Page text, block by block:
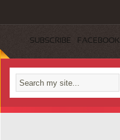
SUBSCRIBE FACEBOOK